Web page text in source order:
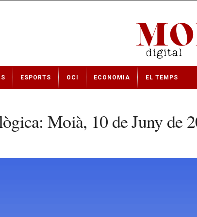
ESPORTS OCI ECONOMIA EL TEMPS
Moià, 10 de Juny de